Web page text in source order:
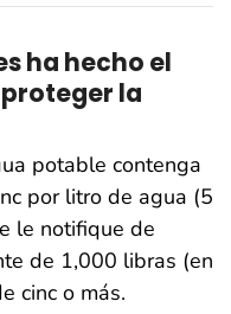
ha hecho el
la
potable contenga
por litro de agua (5
le notifique de
de 1,000 libras (en
cinc o más.